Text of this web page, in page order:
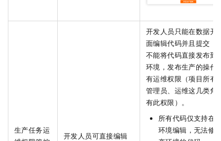
生产任务运
开发人员可直接编辑
开发人员只能在数据开
面编辑代码并且提交，
不能将代码直接发布到
环境，发布生产的操作
有运维权限（项目所有
管理员、运维这几类角
有此权限）。
所有代码仅支持在
环境编辑，无法修